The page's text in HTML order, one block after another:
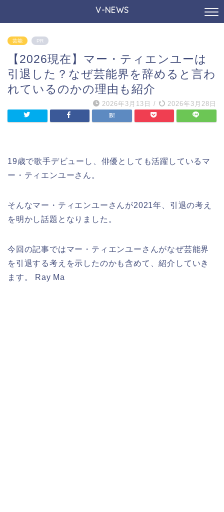
V-NEWS
芸能 PR
【2026現在】マー・ティエンユーは
引退した？なぜ芸能界を辞めると言わ
れているのかの理由も紹介
2026年3月13日 / 2026年3月28日
19歳で歌手デビューし、俳優としても活躍しているマ
ー・ティエンユーさん。
そんなマー・ティエンユーさんが2021年、引退の考え
を明かし話題となりました。
今回の記事ではマー・ティエンユーさんがなぜ芸能界
を引退する考えを示したのかも含めて、紹介していき
ます。 Ray Ma